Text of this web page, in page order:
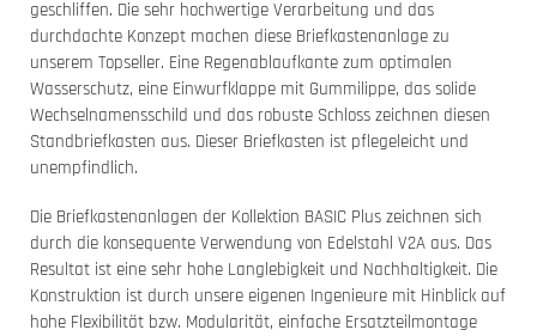
geschliffen. Die sehr hochwertige Verarbeitung und das
durchdachte Konzept machen diese Briefkastenanlage zu
unserem Topseller. Eine Regenablaufkante zum optimalen
Wasserschutz, eine Einwurfklappe mit Gummilippe, das solide
Wechselnamensschild und das robuste Schloss zeichnen diesen
Standbriefkasten aus. Dieser Briefkasten ist pflegeleicht und
unempfindlich.
Die Briefkastenanlagen der Kollektion BASIC Plus zeichnen sich
durch die konsequente Verwendung von Edelstahl V2A aus. Das
Resultat ist eine sehr hohe Langlebigkeit und Nachhaltigkeit. Die
Konstruktion ist durch unsere eigenen Ingenieure mit Hinblick auf
hohe Flexibilität bzw. Modularität, einfache Ersatzteilmontage